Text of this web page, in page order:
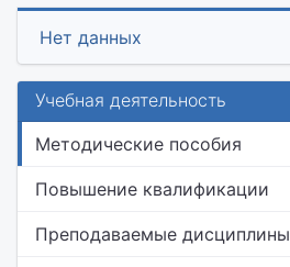
Нет данных
Учебная деятельность
Методические пособия
Повышение квалификации
Преподаваемые дисциплины